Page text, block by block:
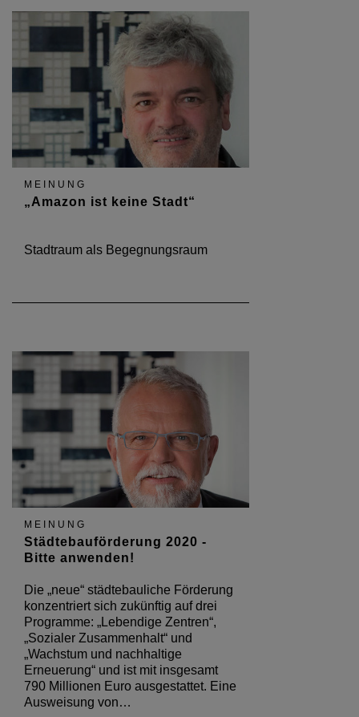
MEINUNG
„Amazon ist keine Stadt“
Stadtraum als Begegnungsraum
MEINUNG
Städtebauförderung 2020 -
Bitte anwenden!
Die „neue“ städtebauliche Förderung
konzentriert sich zukünftig auf drei
Programme: „Lebendige Zentren“,
„Sozialer Zusammenhalt“ und
„Wachstum und nachhaltige
Erneuerung“ und ist mit insgesamt
790 Millionen Euro ausgestattet. Eine
Ausweisung von…